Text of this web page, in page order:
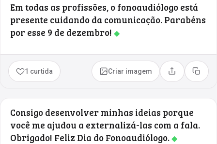
Em todas as profissões, o fonoaudiólogo está
presente cuidando da comunicação. Parabéns
por esse 9 de dezembro! ◆
1 curtida Criar imagem Compartilhar
Copiar
Consigo desenvolver minhas ideias porque
você me ajudou a externalizá-las com a fala.
Obrigado! Feliz Dia do Fonoaudiólogo.◆